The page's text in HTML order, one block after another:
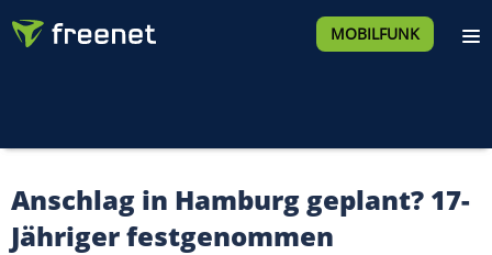
MOBILFUNK
Anschlag in Hamburg geplant? 17-
Jähriger festgenommen